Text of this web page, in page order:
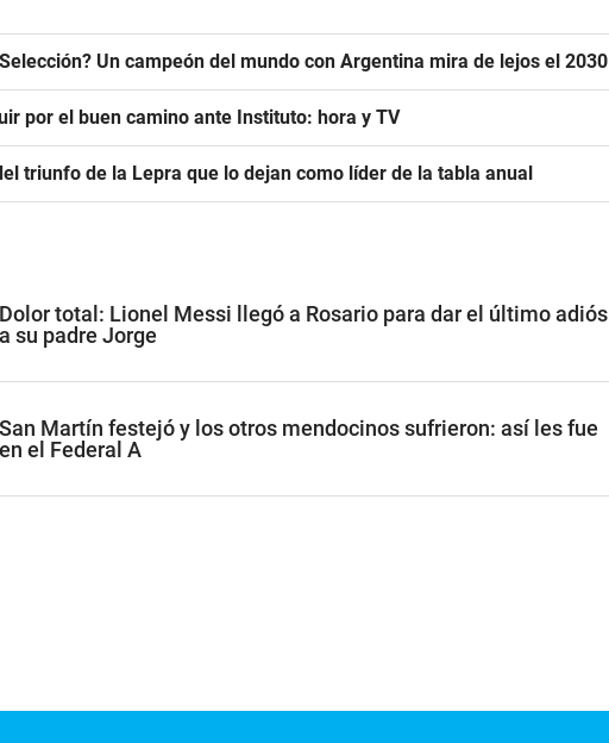
Un campeón del mundo con Argentina mira de lejos el 2030
por el buen camino ante Instituto: hora y TV
triunfo de la Lepra que lo dejan como líder de la tabla anual
Dolor total: Lionel Messi llegó a Rosario para dar el último adiós
a su padre Jorge
San Martín festejó y los otros mendocinos sufrieron: así les fue
en el Federal A